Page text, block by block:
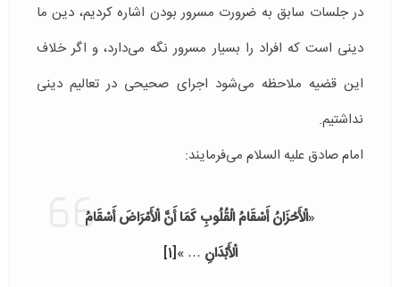
در جلسات سابق به ضرورت مسرور بودن اشاره کردیم، دین ما
دینی است که افراد را بسیار مسرور نگه می‌دارد، و اگر خلاف
این قضیه ملاحظه می‌شود اجرای صحیحی در تعالیم دینی
نداشتیم.
امام صادق علیه السلام می‌فرمایند:
«الْأَحْزَانُ أَسْقَامُ الْقُلُوبِ كَمَا أَنَّ الْأَمْرَاضَ أَسْقَامُ
الْأَبْدَانِ … »
[1]